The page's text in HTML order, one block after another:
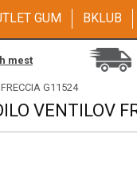
GUM BKLUB
mest
G11524
VENTILOV